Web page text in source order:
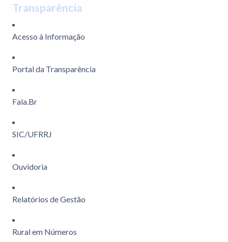
Transparência
Acesso à Informação
Portal da Transparência
Fala.Br
SIC/UFRRJ
Ouvidoria
Relatórios de Gestão
Rural em Números